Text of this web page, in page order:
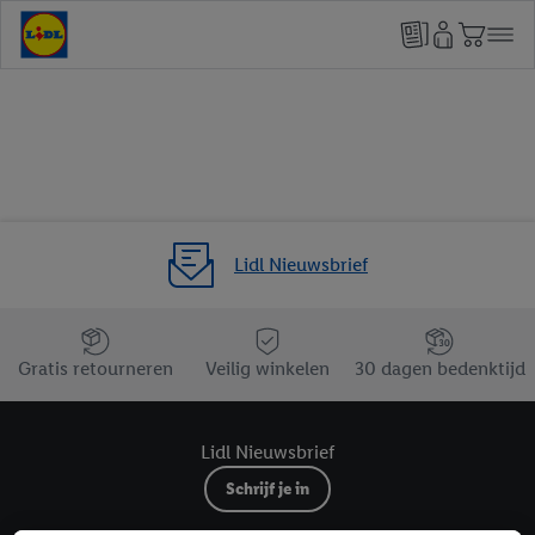
Lidl Nieuwsbrief
Jouw voordelen bij ons als Lidl webshop klant
Gratis retourneren
Veilig winkelen 30 dagen bedenktijd
Lidl Nieuwsbrief
Schrijf je in